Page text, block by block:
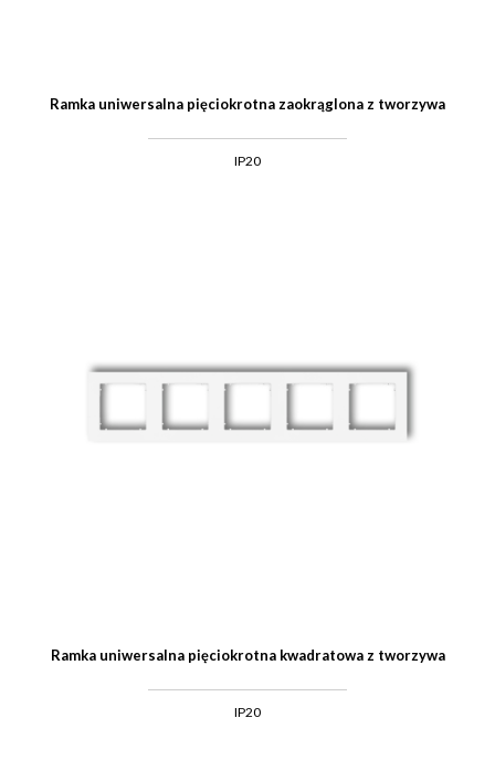
Ramka uniwersalna pięciokrotna zaokrąglona z tworzywa
IP20
Ramka uniwersalna pięciokrotna kwadratowa z tworzywa
IP20